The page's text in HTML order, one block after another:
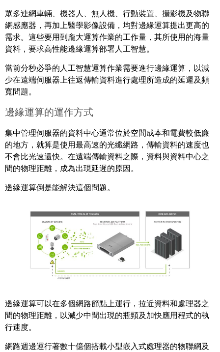
眾多連網車輛、機器人、無人機、行動裝置、攝影機及物聯
網感應器，再加上醫學影像設備，均對邊緣運算提出更高的
需求。這些要用到龐大運算作業的工作量，其所使用的海量
資料，要求高性能邊緣運算部署人工智慧。
當前分秒必爭的人工智慧運算作業需要進行邊緣運算，以減
少在遠端伺服器上往返傳輸資料進行處理所造成的延遲及頻
寬問題。
邊緣運算的運作方式
集中管理伺服器的資料中心通常位於空間成本和電費較低廉
的地方，就算是使用最高速的光纖網路，傳輸資料的速度也
不會比光速還快。在遠端傳輸資料之際，資料與資料中心之
間的物理距離，成為出現延遲的原因。
邊緣運算倒是能解決這個問題。
邊緣運算可以在多個網路節點上運行，拉近資料和處理器之
間的物理距離，以減少中間出現的瓶頸及加快應用程式的執
行速度。
網路週邊運行著數十億個搭載小型嵌入式處理器的物聯網及